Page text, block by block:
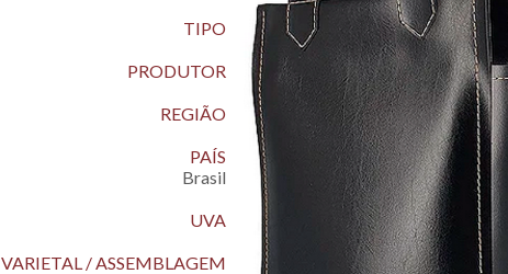
TIPO
PRODUTOR
REGIÃO
PAÍS
Brasil
UVA
VARIETAL / ASSEMBLAGEM